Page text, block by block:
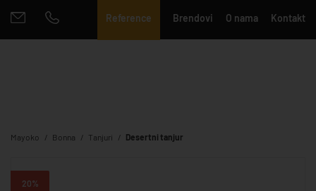
Reference Brendovi O nama Kontakt
Mayoko Bonna Tanjuri Desertni tanjur
20%